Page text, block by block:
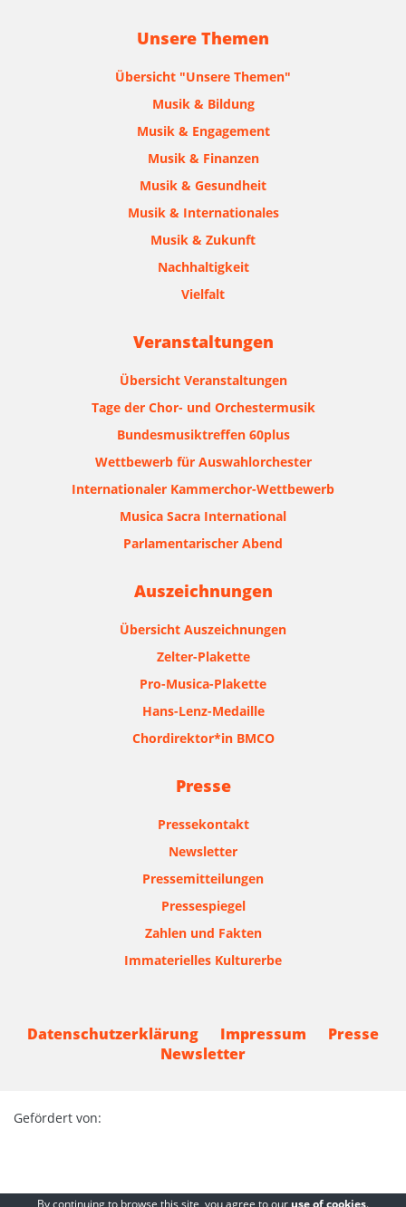
Unsere Themen
Übersicht "Unsere Themen"
Musik & Bildung
Musik & Engagement
Musik & Finanzen
Musik & Gesundheit
Musik & Internationales
Musik & Zukunft
Nachhaltigkeit
Vielfalt
Veranstaltungen
Übersicht Veranstaltungen
Tage der Chor- und Orchestermusik
Bundesmusiktreffen 60plus
Wettbewerb für Auswahlorchester
Internationaler Kammerchor-Wettbewerb
Musica Sacra International
Parlamentarischer Abend
Auszeichnungen
Übersicht Auszeichnungen
Zelter-Plakette
Pro-Musica-Plakette
Hans-Lenz-Medaille
Chordirektor*in BMCO
Presse
Pressekontakt
Newsletter
Pressemitteilungen
Pressespiegel
Zahlen und Fakten
Immaterielles Kulturerbe
Datenschutzerklärung Impressum
Presse
Newsletter
Gefördert von:
By continuing to browse this site, you agree to our use of cookies.